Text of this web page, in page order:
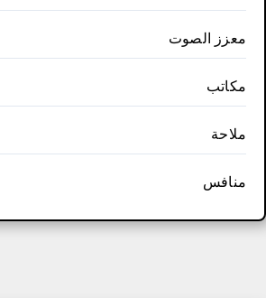
معزز الصوت
مكاتب
ملاحة
منافس